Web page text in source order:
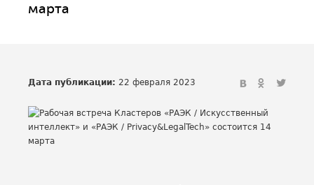
марта
Дата публикации: 22 февраля 2023